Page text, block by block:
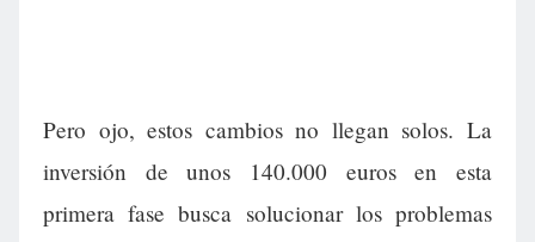
Pero ojo, estos cambios no llegan solos. La
inversión de unos 140.000 euros en esta
primera fase busca solucionar los problemas